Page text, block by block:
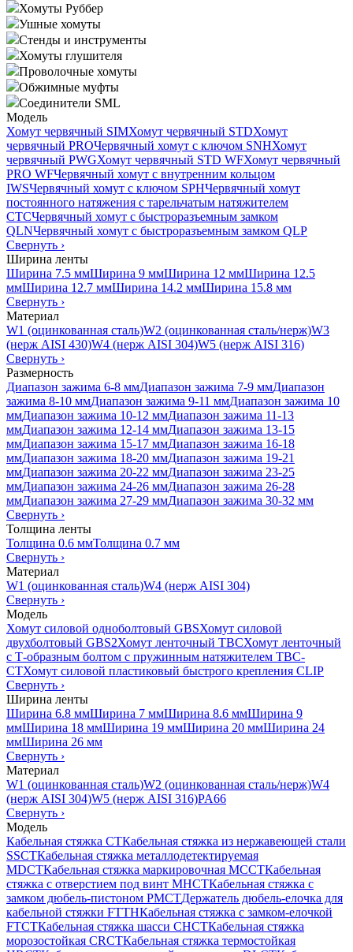
Хомуты Руббер
Ушные хомуты
Стенды и инструменты
Хомуты глушителя
Проволочные хомуты
Обжимные муфты
Соединители SML
Модель
Хомут червячный SIMХомут червячный STDХомут
червячный PROЧервячный хомут с ключом SNHХомут
червячный PWGХомут червячный STD WFХомут червячный
PRO WFЧервячный хомут с внутренним кольцом
IWSЧервячный хомут с ключом SPHЧервячный хомут
постоянного натяжения с тарельчатым натяжителем
CTCЧервячный хомут с быстроразъемным замком
QLNЧервячный хомут с быстроразъемным замком QLP
Свернуть ›
Ширина ленты
Ширина 7.5 ммШирина 9 ммШирина 12 ммШирина 12.5
ммШирина 12.7 ммШирина 14.2 ммШирина 15.8 мм
Свернуть ›
Материал
W1 (оцинкованная сталь)W2 (оцинкованная сталь/нерж)W3
(нерж AISI 430)W4 (нерж AISI 304)W5 (нерж AISI 316)
Свернуть ›
Размерность
Диапазон зажима 6-8 ммДиапазон зажима 7-9 ммДиапазон
зажима 8-10 ммДиапазон зажима 9-11 ммДиапазон зажима 10
ммДиапазон зажима 10-12 ммДиапазон зажима 11-13
ммДиапазон зажима 12-14 ммДиапазон зажима 13-15
ммДиапазон зажима 15-17 ммДиапазон зажима 16-18
ммДиапазон зажима 18-20 ммДиапазон зажима 19-21
ммДиапазон зажима 20-22 ммДиапазон зажима 23-25
ммДиапазон зажима 24-26 ммДиапазон зажима 26-28
ммДиапазон зажима 27-29 ммДиапазон зажима 30-32 мм
Свернуть ›
Толщина ленты
Толщина 0.6 ммТолщина 0.7 мм
Свернуть ›
Материал
W1 (оцинкованная сталь)W4 (нерж AISI 304)
Свернуть ›
Модель
Хомут силовой одноболтовый GBSХомут силовой
двухболтовый GBS2Хомут ленточный TBCХомут ленточный
с Т-образным болтом с пружинным натяжителем TBC-
CTХомут силовой пластиковый быстрого крепления CLIP
Свернуть ›
Ширина ленты
Ширина 6.8 ммШирина 7 ммШирина 8.6 ммШирина 9
ммШирина 18 ммШирина 19 ммШирина 20 ммШирина 24
ммШирина 26 мм
Свернуть ›
Материал
W1 (оцинкованная сталь)W2 (оцинкованная сталь/нерж)W4
(нерж AISI 304)W5 (нерж AISI 316)PA66
Свернуть ›
Модель
Кабельная стяжка CTКабельная стяжка из нержавеющей стали
SSCTКабельная стяжка металлодетектируемая
MDCTКабельная стяжка маркировочная MCCTКабельная
стяжка с отверстием под винт MHCTКабельная стяжка с
замком дюбель-пистоном PMCTДержатель дюбель-елочка для
кабельной стяжки FTTHКабельная стяжка c замком-елочкой
FTCTКабельная стяжка шасси CHCTКабельная стяжка
морозостойкая CRCTКабельная стяжка термостойкая